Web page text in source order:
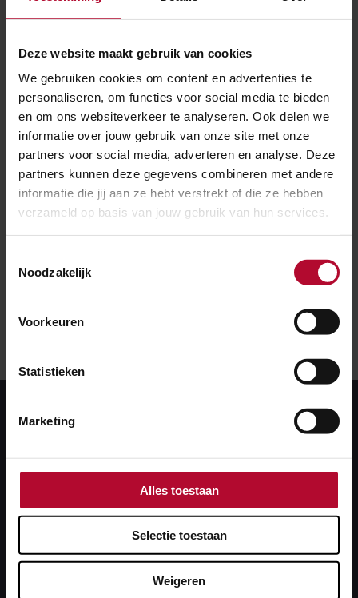
Deze website maakt gebruik van cookies
We gebruiken cookies om content en advertenties te
personaliseren, om functies voor social media te bieden
en om ons websiteverkeer te analyseren. Ook delen we
informatie over jouw gebruik van onze site met onze
partners voor social media, adverteren en analyse. Deze
partners kunnen deze gegevens combineren met andere
informatie die jij aan ze hebt verstrekt of die ze hebben
verzameld op basis van jouw gebruik van hun services.
Noodzakelijk
Voorkeuren
Statistieken
Marketing
Alles toestaan
Selectie toestaan
Weigeren
geurpalen om ze af te schrikken. Toch
dan moet de trein in de remmen.
Vandalisme
Helaas vernielen mensen soms moedwillig iets op het
spoor, of er worden voorwerpen op het spoor gelegd.
Hierdoor ontstaat schade aan het spoor of de trein.
Behalve voor extra kosten voor reparaties, zorgt dit
Vertraging
Als er schade aan het spoor is, kunnen treinen